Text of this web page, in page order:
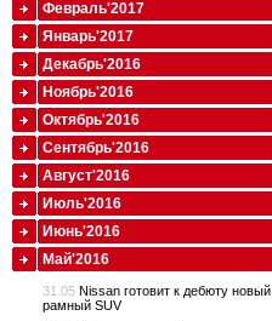
Февраль'2017
Январь'2017
Декабрь'2016
Ноябрь'2016
Октябрь'2016
Сентябрь'2016
Август'2016
Июль'2016
Июнь'2016
Май'2016
31.05 Nissan готовит к дебюту новый
рамный SUV